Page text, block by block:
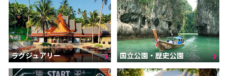
ラグジュアリー 国立公園・歴史公園